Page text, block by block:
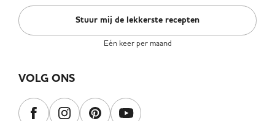
Stuur mij de lekkerste recepten
Eén keer per maand
VOLG ONS